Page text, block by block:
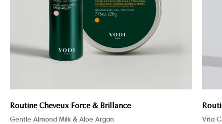
Routine Cheveux Force & Brillance
Gentle Almond Milk & Aloe Argan Vita